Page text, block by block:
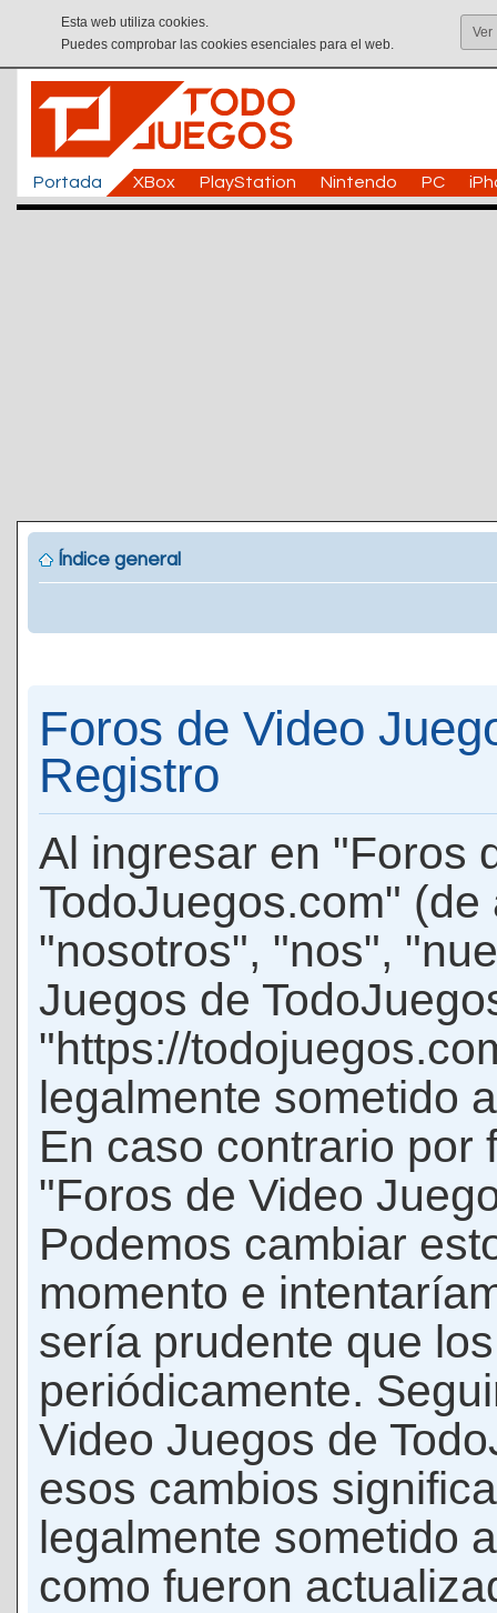
Esta web utiliza cookies.
Puedes comprobar las cookies esenciales para el web.
Ver
Portada XBox PlayStation Nintendo PC
Índice general
Foros de Video
Registro
Al ingresar en "Foros
TodoJuegos.com"
"nosotros", "nos",
Juegos de
"https://
legalmente sometido
En caso contrario por
"Foros de Video
Podemos cambiar
momento e
sería prudente que
periódicamente.
Video Juegos de
esos cambios
legalmente sometido
como fueron